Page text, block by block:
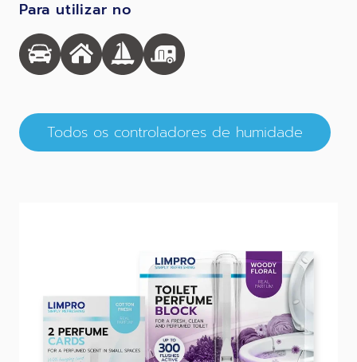
Para utilizar no
Todos os controladores de humidade